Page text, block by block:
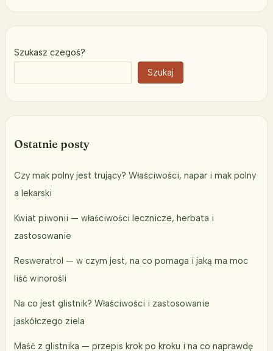
Szukasz czegoś?
Szukaj
Ostatnie posty
Czy mak polny jest trujący? Właściwości, napar i mak polny
a lekarski
Kwiat piwonii — właściwości lecznicze, herbata i
zastosowanie
Resweratrol — w czym jest, na co pomaga i jaką ma moc
liść winorośli
Na co jest glistnik? Właściwości i zastosowanie
jaskółczego ziela
Maść z glistnika — przepis krok po kroku i na co naprawdę